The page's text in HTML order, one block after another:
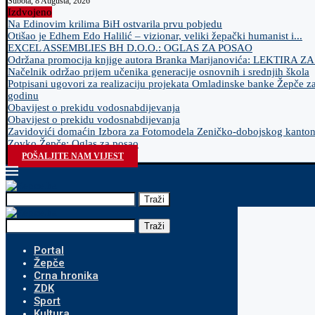
Izdvojeno
Na Edinovim krilima BiH ostvarila prvu pobjedu
Otišao je Edhem Edo Halilić – vizionar, veliki žepački humanist i...
EXCEL ASSEMBLIES BH D.O.O.: OGLAS ZA POSAO
Održana promocija knjige autora Branka Marijanovića: LEKTIRA
Načelnik održao prijem učenika generacije osnovnih i srednjih škola
Potpisani ugovori za realizaciju projekata Omladinske banke Žepče
godinu
Obavijest o prekidu vodosnabdijevanja
Obavijest o prekidu vodosnabdijevanja
Zavidovići domaćin Izbora za Fotomodela Zeničko-dobojskog
Zovko Žepče: Oglas za posao
POŠALJITE NAM VIJEST
Traži
Traži
Portal
Žepče
Crna hronika
ZDK
Sport